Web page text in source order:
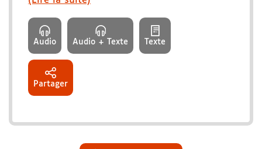
Audio Audio + Texte Texte
Partager